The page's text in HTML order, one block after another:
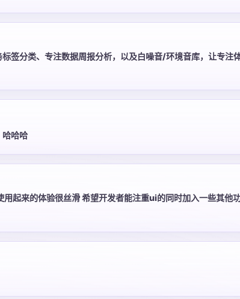
签分类、专注数据周报分析，以及白噪音/环境音库，让专注
哈哈哈
用起来的体验很丝滑 希望开发者能注重ui的同时加入一些其他